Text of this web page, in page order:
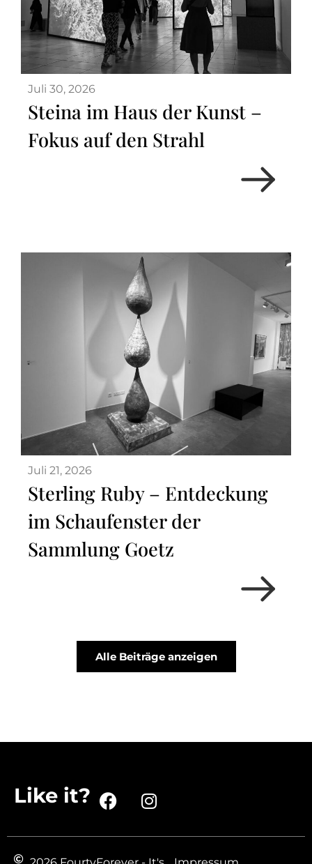
Juli 30, 2026
Steina im Haus der Kunst –
Fokus auf den Strahl
Juli 21, 2026
Sterling Ruby – Entdeckung
im Schaufenster der
Sammlung Goetz
Alle Beiträge anzeigen
Like it?